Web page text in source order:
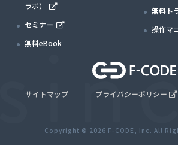
ラボ）
セミナー
無料eBook
無料ト
操作マ
サイトマップ プライバシーポリシー
Copyright © 2026 F-CODE, Inc. All